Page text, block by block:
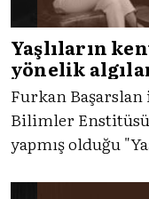
Yaşlıların
yönelik
Furkan
Bilimler
yapmış olduğu